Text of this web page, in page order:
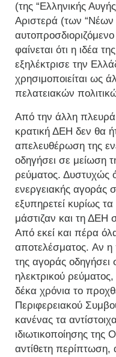
(της “Ελληνικής
Αριστερά (των
φαίνεται ότι η ιδέα
εξηλέκτρισε την
χρησιμοποιείται ως
πελατειακών
Από την άλλη
κρατική ΔΕΗ δεν θα
απελευθέρωση της
οδηγήσει σε μείωση
ρεύματος. Δυστυχώς
ενεργειακής αγοράς
εξυπηρετεί κυρίως
μάστιζαν και τη
Από εκεί και πέρα
αποτελέσματος. Aν
της αγοράς οδηγήσει
ηλεκτρικού
δέκα χρόνια το
Περιφερειακού
κανένας τα
ιδιωτικοποίησης
αντίθετη περίπτωση,